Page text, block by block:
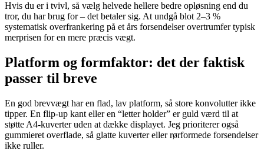
Hvis du er i tvivl, så vælg helvede hellere bedre opløsning end du
tror, du har brug for – det betaler sig. At undgå blot 2–3 %
systematisk overfrankering på et års forsendelser overtrumfer typisk
merprisen for en mere præcis vægt.
Platform og formfaktor: det der faktisk
passer til breve
En god brevvægt har en flad, lav platform, så store konvolutter ikke
tipper. En flip-up kant eller en “letter holder” er guld værd til at
støtte A4-kuverter uden at dække displayet. Jeg prioriterer også
gummieret overflade, så glatte kuverter eller rørformede forsendelser
ikke ruller.